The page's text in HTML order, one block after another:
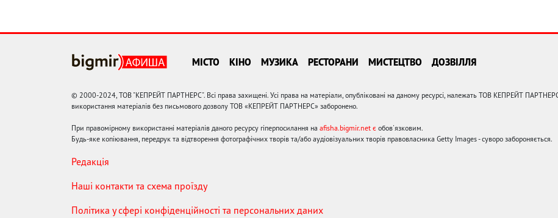
МІСТО КІНО МУЗИКА РЕСТОРАНИ МИСТЕЦТВО ДОЗВІЛЛЯ
© 2000-2024, ТОВ "КЕПРЕЙТ ПАРТНЕРС". Всі права захищені. Усі права на матеріали, опубліковані на даному ресурсі, належать ТОВ КЕПРЕЙТ
використання матеріалів без письмового дозволу ТОВ «КЕПРЕЙТ ПАРТНЕРС» заборонено.
При правомірному використанні матеріалів даного ресурсу гіперпосилання на afisha.bigmir.net є обов'язковим.
Будь-яке копіювання, передрук та відтворення фотографічних творів та/або аудіовізуальних творів правовласника Getty Images - суворо забороняється.
Редакція
Наші контакти та схема проїзду
Політика у сфері конфіденційності та персональних даних